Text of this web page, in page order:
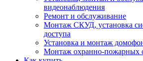
видеонаблюдения
Ремонт и обслуживание
Монтаж СКУД, установка
доступа
Установка и монтаж
Монтаж охранно-пожарных